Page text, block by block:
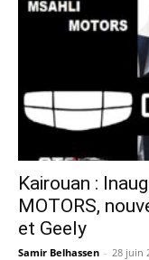
Kairouan :
MOTORS,
et Geely
Samir Belhassen - 28 juin